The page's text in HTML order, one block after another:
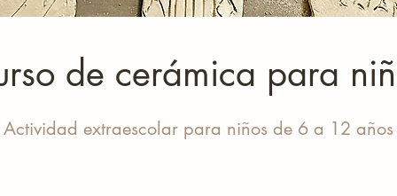
de cerámica para
Actividad extraescolar para niños de 6 a 12 años